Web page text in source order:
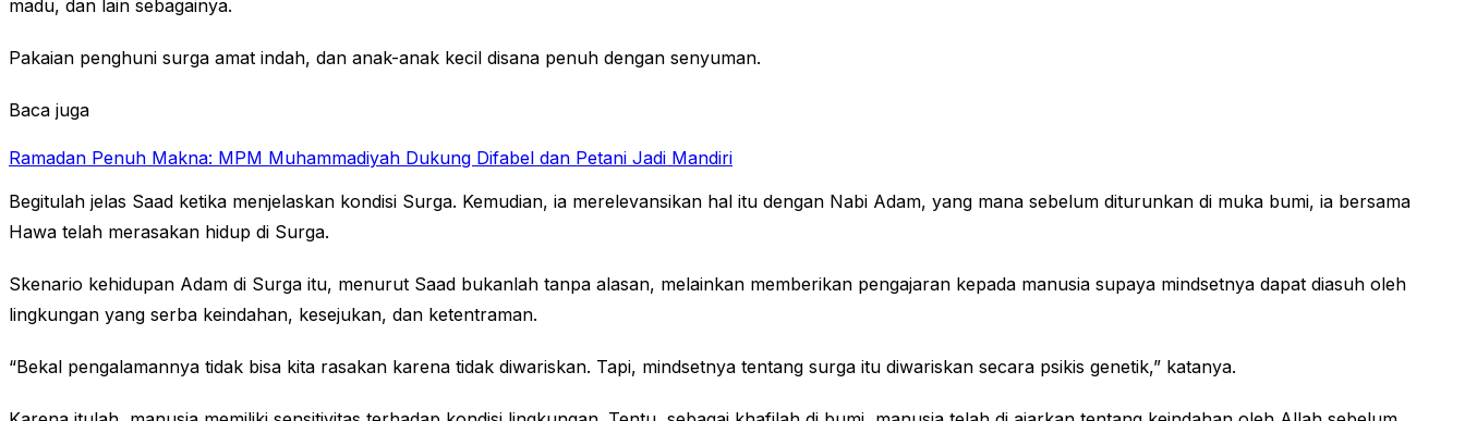
madu, dan lain sebagainya.
Pakaian penghuni surga amat indah, dan anak-anak kecil disana penuh dengan senyuman.
Baca juga
Ramadan Penuh Makna: MPM Muhammadiyah Dukung Difabel dan Petani Jadi Mandiri
Begitulah jelas Saad ketika menjelaskan kondisi Surga. Kemudian, ia merelevansikan hal itu dengan Nabi Adam, yang mana sebelum diturunkan di muka bumi, ia bersama
Hawa telah merasakan hidup di Surga.
Skenario kehidupan Adam di Surga itu, menurut Saad bukanlah tanpa alasan, melainkan memberikan pengajaran kepada manusia supaya mindsetnya dapat diasuh oleh
lingkungan yang serba keindahan, kesejukan, dan ketentraman.
“Bekal pengalamannya tidak bisa kita rasakan karena tidak diwariskan. Tapi, mindsetnya tentang surga itu diwariskan secara psikis genetik,” katanya.